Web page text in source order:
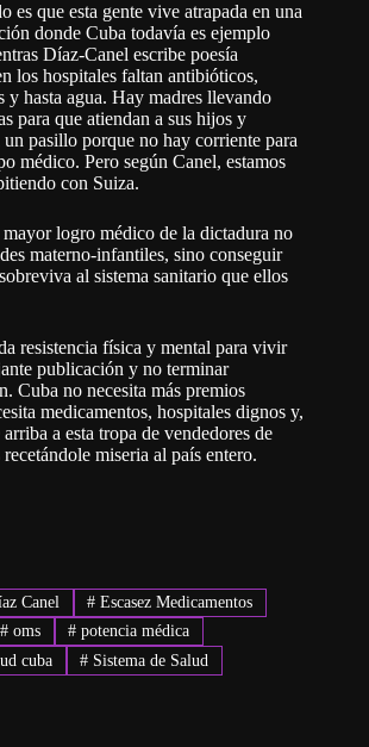
es que esta gente vive atrapada en una
donde Cuba todavía es ejemplo
Díaz-Canel escribe poesía
los hospitales faltan antibióticos,
y hasta agua. Hay madres llevando
para que atiendan a sus hijos y
pasillo porque no hay corriente para
médico. Pero según Canel, estamos
con Suiza.
logro médico de la dictadura no
materno-infantiles, sino conseguir
al sistema sanitario que ellos
resistencia física y mental para vivir
publicación y no terminar
Cuba no necesita más premios
medicamentos, hospitales dignos y,
a esta tropa de vendedores de
miseria al país entero.
Canel # Escasez Medicamentos
#oms # potencia médica
cuba # Sistema de Salud